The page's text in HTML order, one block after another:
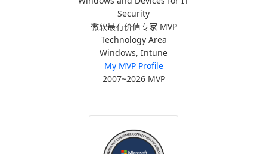
Security
微软最有价值专家 MVP
Technology Area
Windows, Intune
My MVP Profile
2007~2026 MVP